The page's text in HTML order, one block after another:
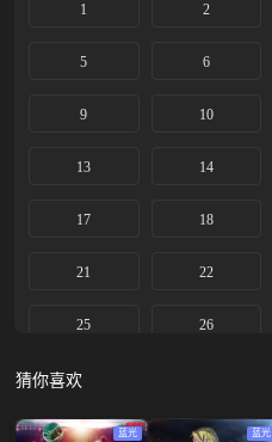
1 2
5 6
9 10
13 14
17 18
21 22
25 26
猜你喜欢
蓝光 蓝光